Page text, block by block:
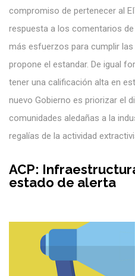
compromiso de pertenecer al
respuesta a los comentarios
más esfuerzos para cumplir
propone el estandar. De igual
tener una calificación alta en
nuevo Gobierno es priorizar el
comunidades aledañas a la
regalías de la actividad
ACP:
estado de alerta